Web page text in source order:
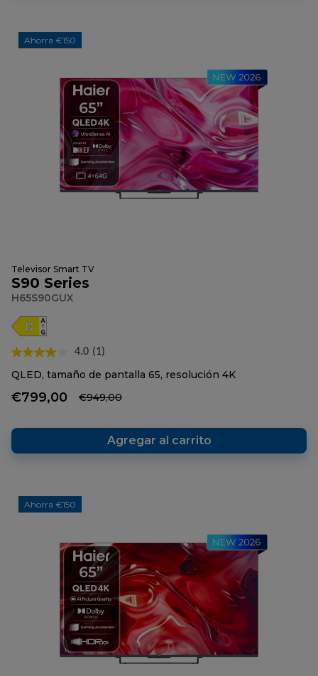
Ahorra €150
Televisor Smart TV
S90 Series
H65S90GUX
4.0 Lea
1
reseña.
Enlace
en
misma
página.
(1)
QLED, tamaño de pantalla 65, resolución 4K
€799,00 €949,00
Agregar al carrito
Ahorra €150